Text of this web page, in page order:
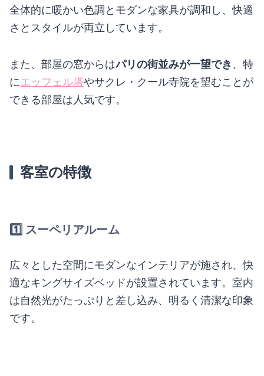
全体的に暖かい色調とモダンな家具が調和し、快適
さとスタイルが両立しています。
また、部屋の窓からはパリの街並みが一望でき 、特
にエッフェル塔やサクレ・クール寺院を望むことが
できる部屋は人気です。
客室の特徴
1️⃣ スーペリアルーム
広々とした空間にモダンなインテリアが施され、快
適なキングサイズベッドが設置されています。室内
は自然光がたっぷりと差し込み、明るく清潔な印象
です。